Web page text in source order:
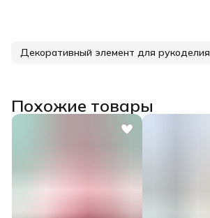
Декоративный элемент для рукоделия
Похожие товары